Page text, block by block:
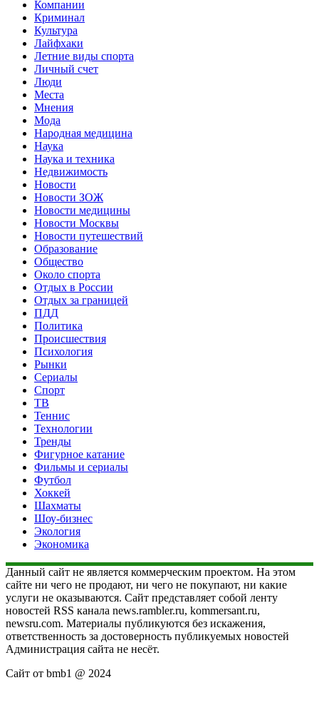
Компании
Криминал
Культура
Лайфхаки
Летние виды спорта
Личный счет
Люди
Места
Мнения
Мода
Народная медицина
Наука
Наука и техника
Недвижимость
Новости
Новости ЗОЖ
Новости медицины
Новости Москвы
Новости путешествий
Образование
Общество
Около спорта
Отдых в России
Отдых за границей
ПДД
Политика
Происшествия
Психология
Рынки
Сериалы
Спорт
ТВ
Теннис
Технологии
Тренды
Фигурное катание
Фильмы и сериалы
Футбол
Хоккей
Шахматы
Шоу-бизнес
Экология
Экономика
Данный сайт не является коммерческим проектом. На этом
сайте ни чего не продают, ни чего не покупают, ни какие
услуги не оказываются. Сайт представляет собой ленту
новостей RSS канала news.rambler.ru, kommersant.ru,
newsru.com. Материалы публикуются без искажения,
ответственность за достоверность публикуемых новостей
Администрация сайта не несёт.
Сайт от bmb1 @ 2024